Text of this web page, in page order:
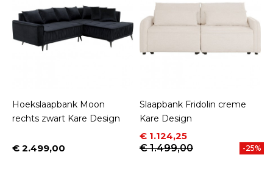
Hoekslaapbank Moon
rechts zwart Kare Design
Prijs
€ 2.499,00
Slaapbank Fridolin creme
Kare Design
Prijs
€ 1.124,25
Normale prijs
€ 1.499,00
-25%